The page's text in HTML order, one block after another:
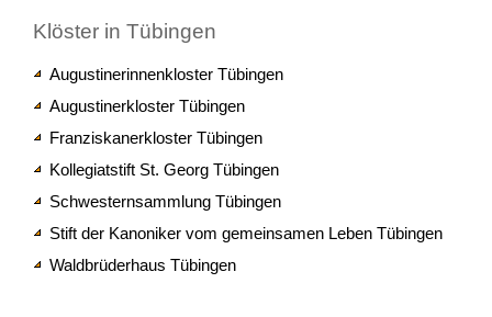
Klöster in Tübingen
Augustinerinnenkloster Tübingen
Augustinerkloster Tübingen
Franziskanerkloster Tübingen
Kollegiatstift St. Georg Tübingen
Schwesternsammlung Tübingen
Stift der Kanoniker vom gemeinsamen Leben Tübingen
Waldbrüderhaus Tübingen